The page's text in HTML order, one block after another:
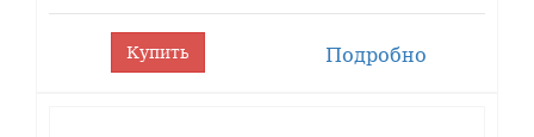
Купить Подробно